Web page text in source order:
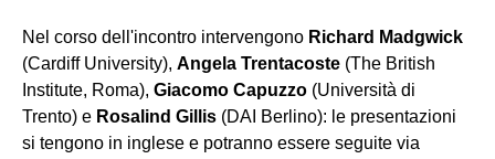
Nel corso dell'incontro intervengono Richard Madgwick
(Cardiff University), Angela Trentacoste (The British
Institute, Roma), Giacomo Capuzzo (Università di
Trento) e Rosalind Gillis (DAI Berlino): le presentazioni
si tengono in inglese e potranno essere seguite via